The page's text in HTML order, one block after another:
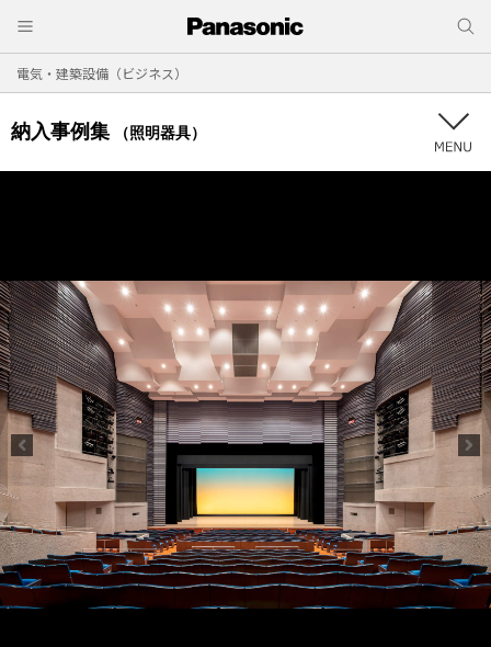
電気・建築設備（ビジネス）
納入事例集 （照明器具）